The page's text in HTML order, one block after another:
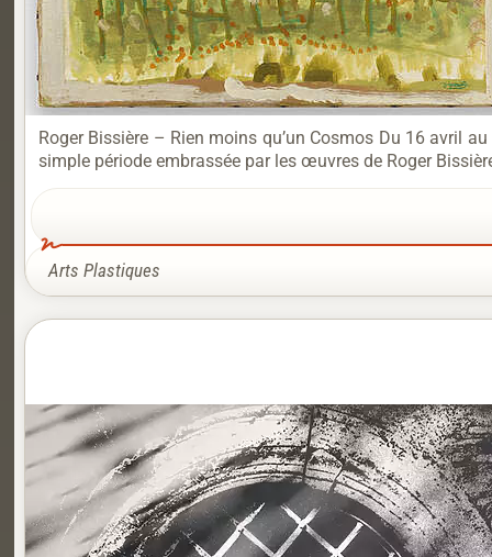
Roger Bissière – Rien moins qu’un Cosmos Du 16 avril
simple période embrassée par les œuvres de Roger
Arts Plastiques